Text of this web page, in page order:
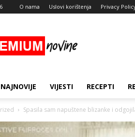
O nama Uslovi korištenja Privacy
NAJNOVIJE VIJESTI RECEPTI
Spasila sam napuštene blizanke i